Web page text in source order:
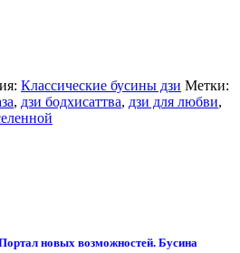
Классические бусины дзи Метки:
, дзи бодхисаттва, дзи для любви,
новых возможностей. Бусина